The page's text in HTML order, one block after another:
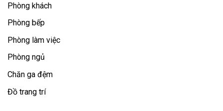
Phòng khách
Phòng bếp
Phòng làm việc
Phòng ngủ
Chăn ga đệm
Đồ trang trí